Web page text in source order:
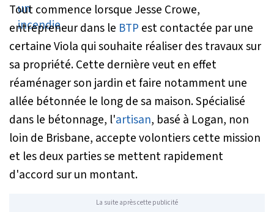
Tout commence lorsque Jesse Crowe,
entrepreneur dans le BTP est contactée par une
certaine Viola qui souhaite réaliser des travaux sur
sa propriété. Cette dernière veut en effet
réaménager son jardin et faire notamment une
allée bétonnée le long de sa maison. Spécialisé
dans le bétonnage, l'artisan, basé à Logan, non
loin de Brisbane, accepte volontiers cette mission
et les deux parties se mettent rapidement
d'accord sur un montant.
La suite après cette publicité